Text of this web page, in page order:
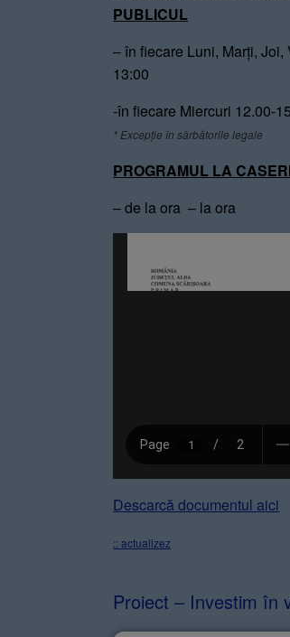
PUBLICUL
– în fiecare Luni, Marți, Joi,
13:00
-în fiecare Miercuri 12.00-
* Excepție în sărbătorile legale
PROGRAMUL LA
– de la ora – la ora
Descarcă documentul aici
:: actualizez
Proiect – Investim în